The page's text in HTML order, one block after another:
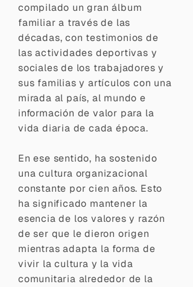
compilado un gran álbum
familiar a través de las
décadas, con testimonios de
las actividades deportivas y
sociales de los trabajadores y
sus familias y artículos con una
mirada al país, al mundo e
información de valor para la
vida diaria de cada época.
En ese sentido, ha sostenido
una cultura organizacional
constante por cien años. Esto
ha significado mantener la
esencia de los valores y razón
de ser que le dieron origen
mientras adapta la forma de
vivir la cultura y la vida
comunitaria alrededor de la